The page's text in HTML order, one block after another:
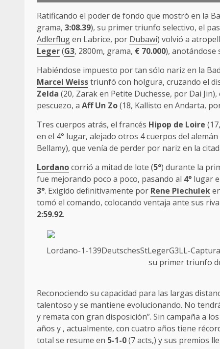
Ratificando el poder de fondo que mostró en la
grama, 3:08.39), su primer triunfo selectivo, el
Adlerflugen Labrice, por Dubawi) volvió a
Leger(G3, 2800m, grama, € 70.000), anotándose
Habiéndose impuesto por tan sólo nariz en la
Marcel Weisstriunfó con holgura, cruzando el
Zelda (20, Zarak en Petite Duchesse, por Dai
pescuezo, a Aff Un Zo(18, Kallisto en Andarta,
Tres cuerpos atrás, el francés Hipop de Loire
en el 4° lugar, alejado otros 4 cuerpos del alemán
Bellamy), que venía de perder por nariz en la
Lordanocorrió a mitad de lote (5°) durante la
fue mejorando poco a poco, pasando al 4° lugar
3°. Exigido definitivamente por Rene Piechulek
tomó el comando, colocando ventaja ante sus
2:59.92.
Lordano-1-139DeutschesStLegerG3LL-
su primer triunfo
Reconociendo su capacidad para las largas
talentoso y se mantiene evolucionando. No
y remata con gran disposición”. Sin campaña a
años y , actualmente, con cuatro años tiene
total se resume en 5-1-0(7 acts,) y sus premios